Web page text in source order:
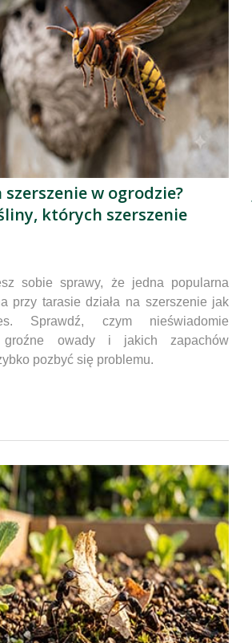
szerszenie w ogrodzie?
których szerszenie
sobie sprawy, że jedna popularna
przy tarasie działa na szerszenie jak
Sprawdź, czym nieświadomie
groźne owady i jakich zapachów
pozbyć się problemu.